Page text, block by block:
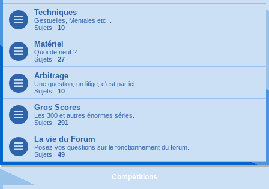
Techniques
Gestuelles, Mentales etc...
Sujets : 10
Matériel
Quoi de neuf ?
Sujets : 27
Arbitrage
Une question, un litige, c'est par ici
Sujets : 10
Gros Scores
Les 300 et autres énormes séries.
Sujets : 291
La vie du Forum
Posez vos questions sur le fonctionnement du forum.
Sujets : 49
Compétitions